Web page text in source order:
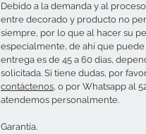
Debido a la demanda y al
entre decorado y producto no
siempre, por lo que al hacer su
especialmente, de ahí que
entrega es de 45 a 60 días,
solicitada. Si tiene dudas, por
contáctenos, o por Whatsapp al
atendemos personalmente.
Garantía.